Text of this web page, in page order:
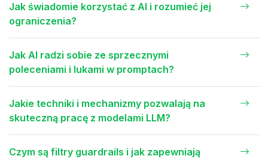
Jak świadomie korzystać z AI i rozumieć jej
ograniczenia?
Jak AI radzi sobie ze sprzecznymi
poleceniami i lukami w promptach?
Jakie techniki i mechanizmy pozwalają na
skuteczną pracę z modelami LLM?
Czym są filtry guardrails i jak zapewniają